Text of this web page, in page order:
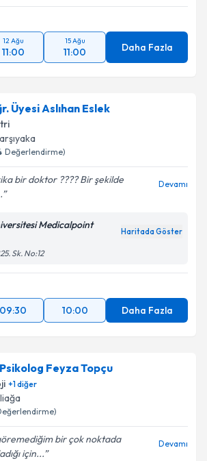
12 Ağu
11:00
15 Ağu
11:00 Daha Fazla
Üyesi Aslıhan Eslek
Değerlendirme)
bir doktor ???? Bir şekilde
Devamı
Medicalpoint
Haritada Göster
Sk. No:12
09:30 10:00 Daha Fazla
Feyza Topçu
+1diğer
bir çok noktada
için...
Devamı